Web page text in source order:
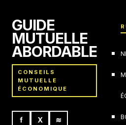
GUIDE
MUTUELLE
ABORDABLE
CONSEILS
MUTUELLE
ÉCONOMIQUE
f X ≋